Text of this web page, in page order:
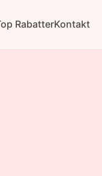
RabatterKontakt